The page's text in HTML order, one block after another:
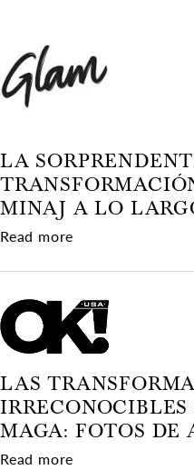
LA
MINAJ A LO
Read more
LAS
IRRECONOCIBLES
MAGA: FOTOS DE
Read more